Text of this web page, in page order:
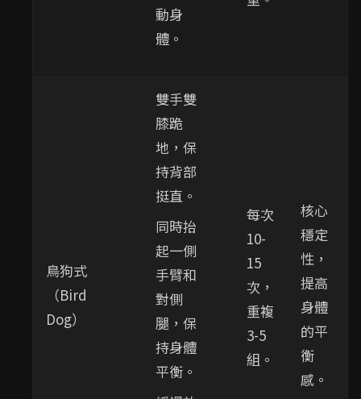
動身
體。
鳥狗式
（Bird
Dog）
雙手雙
膝跪
地，保
持背部
挺直。
同時抬
起一側
手臂和
對側
腿，保
持身體
平衡。
每次
10-
15
次，
重複
3-5
組。
核心
穩定
性，
提高
身體
的平
衡
感。